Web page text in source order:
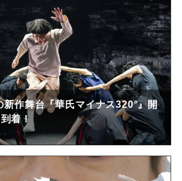
作舞台『華氏マイナス320°』開
着！